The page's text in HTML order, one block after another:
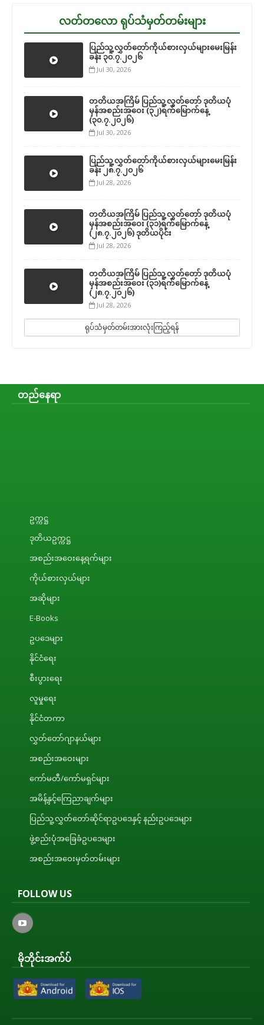
လတ်တလော ရုပ်သံမှတ်တမ်းများ
ပြည်သူ့လွှတ်တော်ကိုယ်စားလှယ်များမေးမြန်း
ခန်း ၃၀.၇.၂၀၂၆
Jul 30, 2026
တတိယအကြိမ် ပြည်သူ့လွှတ်တော် ဒုတိယပုံ
မှန်အစည်းအဝေး (၃၂)ရက်မြောက်နေ့
(၃၀.၇.၂၀၂၆)
Jul 30, 2026
ပြည်သူ့လွှတ်တော်ကိုယ်စားလှယ်များမေးမြန်း
ခန်း ၂၈.၇.၂၀၂၆
Jul 28, 2026
တတိယအကြိမ် ပြည်သူ့လွှတ်တော် ဒုတိယပုံ
မှန်အစည်းအဝေး (၃၁)ရက်မြောက်နေ့
(၂၈.၇.၂၀၂၆) ဒုတိယပိုင်း
Jul 28, 2026
တတိယအကြိမ် ပြည်သူ့လွှတ်တော် ဒုတိယပုံ
မှန်အစည်းအဝေး (၃၁)ရက်မြောက်နေ့
(၂၈.၇.၂၀၂၆)
Jul 28, 2026
ရုပ်သံမှတ်တမ်းအားလုံးကြည့်ရန်
တည်နေရာ
ဥက္ကဋ္ဌ
ဒုတိယဥက္ကဋ္ဌ
အစည်းအဝေးနေ့ရက်များ
ကိုယ်စားလှယ်များ
အဆိုများ
E-Books
ဥပဒေများ
နိုင်ငံရေး
စီးပွားရေး
လူမှုရေး
နိုင်ငံတကာ
လွှတ်တော်ဂျာနယ်များ
အစည်းအဝေးများ
ကော်မတီ/ကော်မရှင်များ
အမိန့်နှင့်ကြေညာချက်များ
ပြည်သူ့လွှတ်တော်ဆိုင်ရာဥပဒေနှင့် နည်းဥပဒေများ
ဖွဲ့စည်းပုံအခြေခံဥပဒေများ
အစည်းအဝေးမှတ်တမ်းများ
FOLLOW US
မိုဘိုင်းအက်ပ်